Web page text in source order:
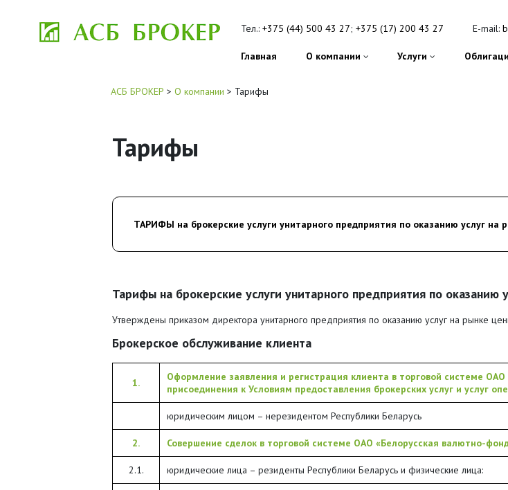
Тел.: +375 (44) 500 43 27; +375 (17) 200 43 27 E-mail:
Главная О компании Услуги
АСБ БРОКЕР > О компании > Тарифы
Тарифы
ТАРИФЫ на брокерские услуги унитарного предприятия по оказанию услуг на
Тарифы на брокерские услуги унитарного предприятия по
Утверждены приказом директора унитарного предприятия по оказанию услуг на рынке
Брокерское обслуживание клиента
1.
Оформление заявления и регистрация клиента в торговой системе
присоединения к Условиям предоставления брокерских услуг и услуг
юридическим лицом – нерезидентом Республики Беларусь
2. Совершение сделок в торговой системе ОАО «Белорусская валютно-
2.1. юридические лица – резиденты Республики Беларусь и физические лица: